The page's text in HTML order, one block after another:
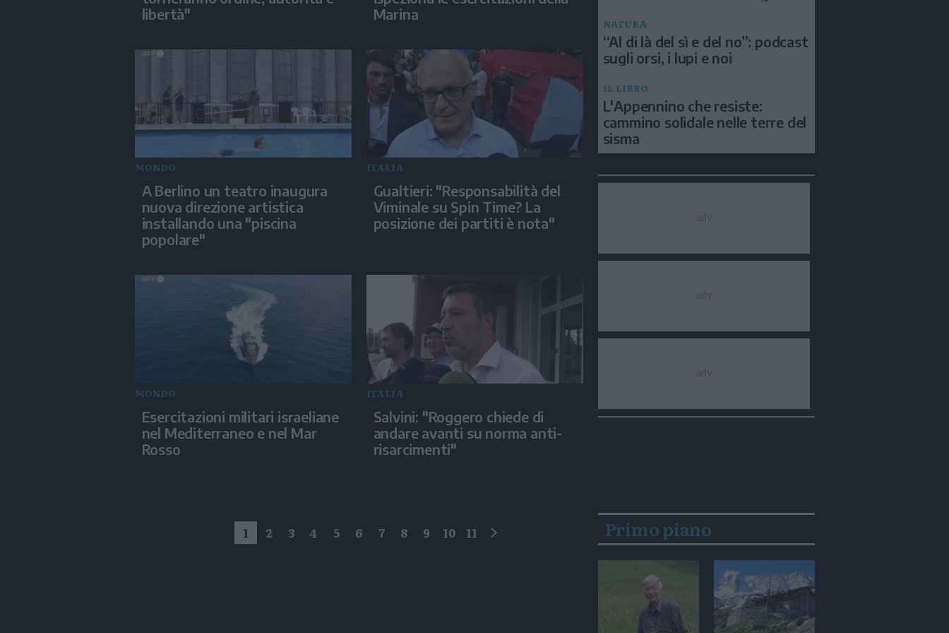
libertà"
Marina
MONDO
A Berlino un teatro inaugura
nuova direzione artistica
installando una "piscina
popolare"
ITALIA
Gualtieri: "Responsabilità del
Viminale su Spin Time? La
posizione dei partiti è nota"
MONDO
Esercitazioni militari israeliane
nel Mediterraneo e nel Mar
Rosso
ITALIA
Salvini: "Roggero chiede di
andare avanti su norma anti-
risarcimenti"
1 2 3 4 5 6 7 8 9 10 11
NATURA
“Al di là del sì e del no”: podcast
sugli orsi, i lupi e noi
IL LIBRO
L'Appennino che resiste:
cammino solidale nelle terre del
sisma
Primo piano